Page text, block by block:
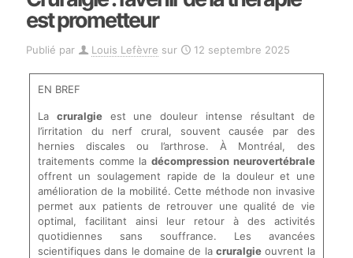
est prometteur
Publié par Louis Lefèvre sur 12 septembre 2025
EN BREF
La cruralgieest une douleur intense résultant de
l’irritation du nerf crural, souvent causée par des
hernies discales ou l’arthrose. À Montréal, des
traitements comme ladécompression neurovertébrale
offrent un soulagement rapide de la douleur et une
amélioration de la mobilité. Cette méthode non invasive
permet aux patients de retrouver une qualité de vie
optimal, facilitant ainsi leur retour à des activités
quotidiennes sans souffrance. Les avancées
scientifiques dans le domaine de lacruralgie ouvrent la